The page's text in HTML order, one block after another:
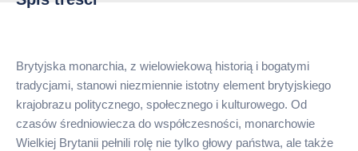
Brytyjska monarchia, z wielowiekową historią i bogatymi
tradycjami, stanowi niezmiennie istotny element brytyjskiego
krajobrazu politycznego, społecznego i kulturowego. Od
czasów średniowiecza do współczesności, monarchowie
Wielkiej Brytanii pełnili rolę nie tylko głowy państwa, ale także